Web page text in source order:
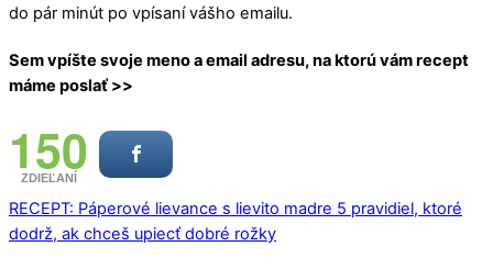
do pár minút po vpísaní vášho emailu.
Sem vpíšte svoje meno a email adresu, na ktorú vám recept
máme poslať >>
150
ZDIEĽANÍ
RECEPT: Páperové lievance s lievito madre 5 pravidiel, ktoré
dodrž, ak chceš upiecť dobré rožky